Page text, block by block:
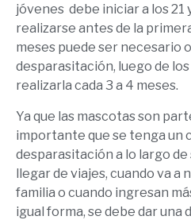
jóvenes debe iniciar a los 21
realizarse antes de la
meses puede ser necesario
desparasitación, luego de
realizarla cada 3 a 4 meses.
Ya que las mascotas son
importante que se tenga un
desparasitación a lo largo de
llegar de viajes, cuando va a
familia o cuando ingresan
igual forma, se debe dar una